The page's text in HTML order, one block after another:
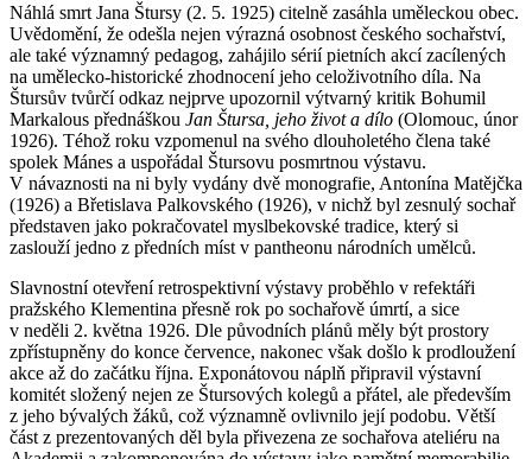
Náhlá smrt Jana Štursy (2. 5. 1925) citelně zasáhla uměleckou obec.
Uvědomění, že odešla nejen výrazná osobnost českého sochařství,
ale také významný pedagog, zahájilo sérií pietních akcí zacílených
na umělecko-historické zhodnocení jeho celoživotního díla. Na
Štursův tvůrčí odkaz nejprve upozornil výtvarný kritik Bohumil
Markalous přednáškou Jan Štursa, jeho život a dílo (Olomouc, únor
1926). Téhož roku vzpomenul na svého dlouholetého člena také
spolek Mánes a uspořádal Štursovu posmrtnou výstavu.
V návaznosti na ni byly vydány dvě monografie, Antonína Matějčka
(1926) a Břetislava Palkovského (1926), v nichž byl zesnulý sochař
představen jako pokračovatel myslbekovské tradice, který si
zaslouží jedno z předních míst v pantheonu národních umělců.
Slavnostní otevření retrospektivní výstavy proběhlo v refektáři
pražského Klementina přesně rok po sochařově úmrtí, a sice
v neděli 2. května 1926. Dle původních plánů měly být prostory
zpřístupněny do konce července, nakonec však došlo k prodloužení
akce až do začátku října. Exponátovou náplň připravil výstavní
komitét složený nejen ze Štursových kolegů a přátel, ale především
z jeho bývalých žáků, což významně ovlivnilo její podobu. Větší
část z prezentovaných děl byla přivezena ze sochařova ateliéru na